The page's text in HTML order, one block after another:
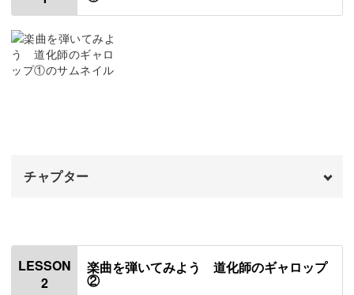
演奏できたら爽快！楽しい楽曲
「道化師のギャロップ」は、ロシアのカバレフスキー作曲
でしょうか。
ていきましょう！
チャプター
はじめに
使用道具
LESSON
2
楽曲を弾いてみよう 道化師のギャロップ
②